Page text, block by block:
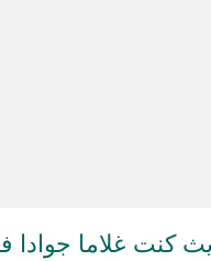
كنت غلاما جوادا